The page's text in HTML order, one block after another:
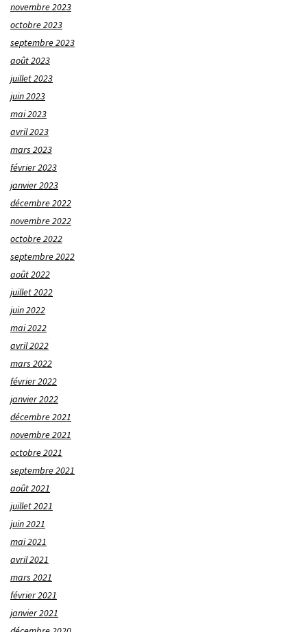
novembre 2023
octobre 2023
septembre 2023
août 2023
juillet 2023
juin 2023
mai 2023
avril 2023
mars 2023
février 2023
janvier 2023
décembre 2022
novembre 2022
octobre 2022
septembre 2022
août 2022
juillet 2022
juin 2022
mai 2022
avril 2022
mars 2022
février 2022
janvier 2022
décembre 2021
novembre 2021
octobre 2021
septembre 2021
août 2021
juillet 2021
juin 2021
mai 2021
avril 2021
mars 2021
février 2021
janvier 2021